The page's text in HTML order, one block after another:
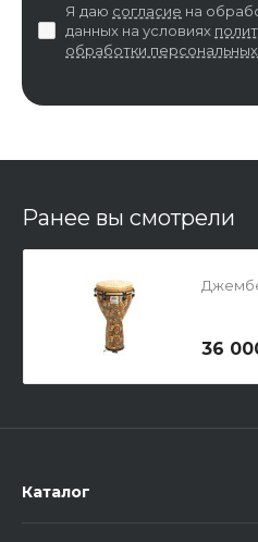
Я даю согласие на
данных на условиях
обработки
Ранее вы смотрели
36
Каталог